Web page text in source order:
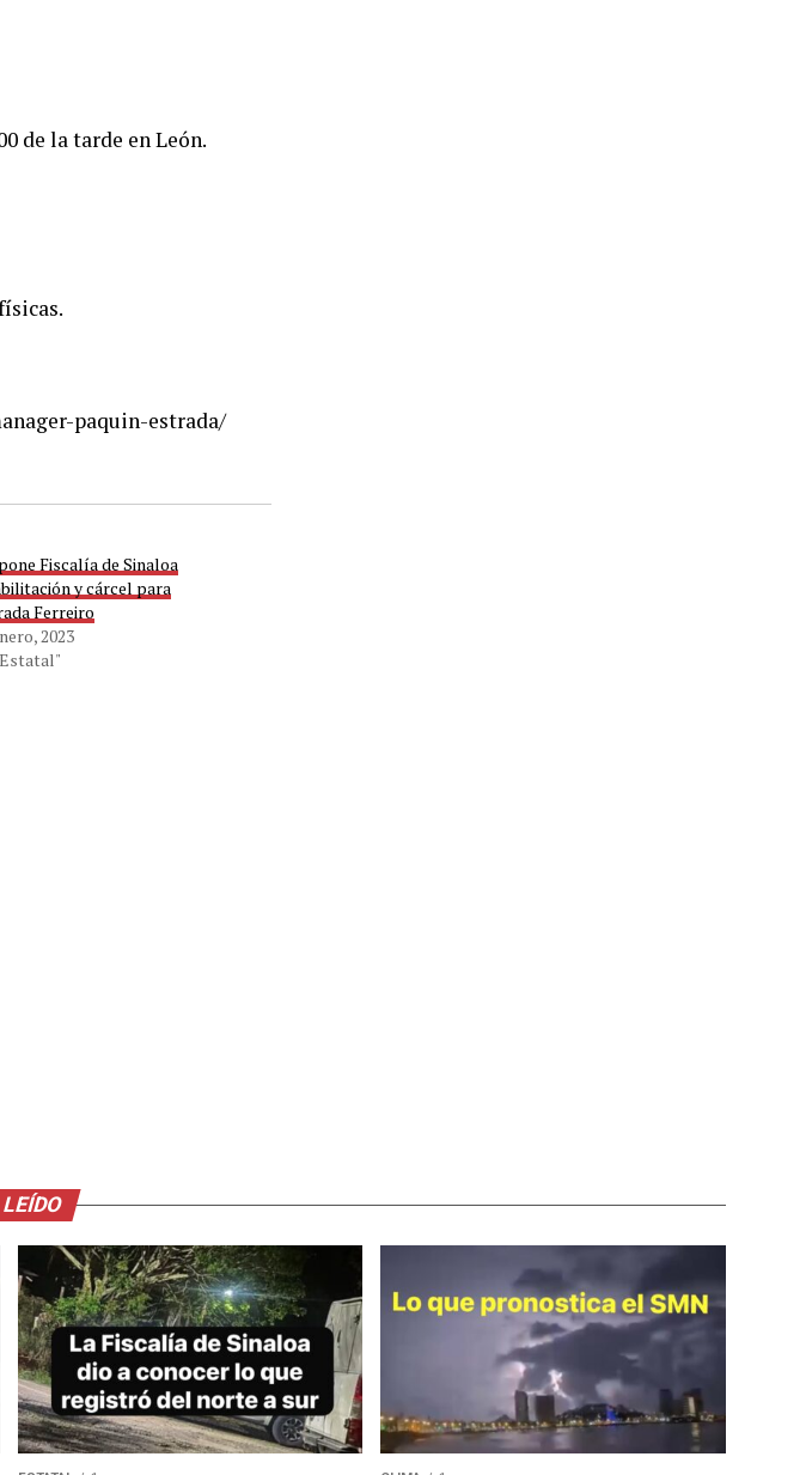
de la tarde en León.
paquin-estrada/
Fiscalía de Sinaloa
y cárcel para
Ferreiro
2023